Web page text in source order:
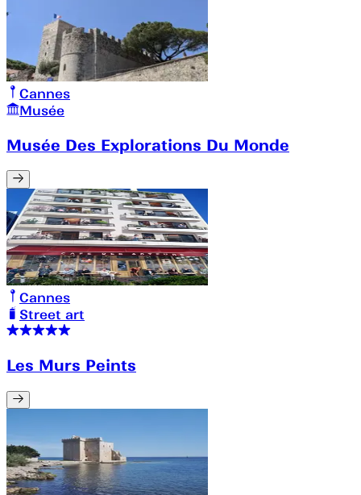
Cannes
Musée
Musée Des Explorations Du Monde
Cannes
Street art
Les Murs Peints